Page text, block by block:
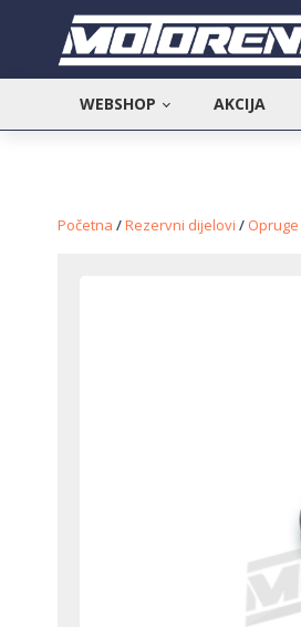
WEBSHOP AKCIJA
Početna /Rezervni dijelovi / Opruge